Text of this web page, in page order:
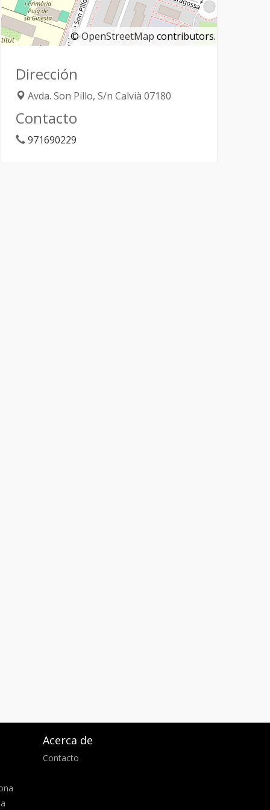
©OpenStreetMap contributors.
Dirección
Avda. Son Pillo, S/n Calvià 07180
Contacto
971690229
Acerca de
Contacto